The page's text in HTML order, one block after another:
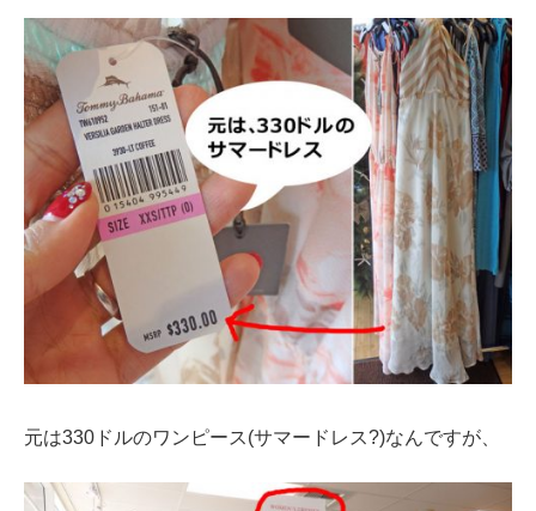
元は330ドルのワンピース(サマードレス?)なんですが、